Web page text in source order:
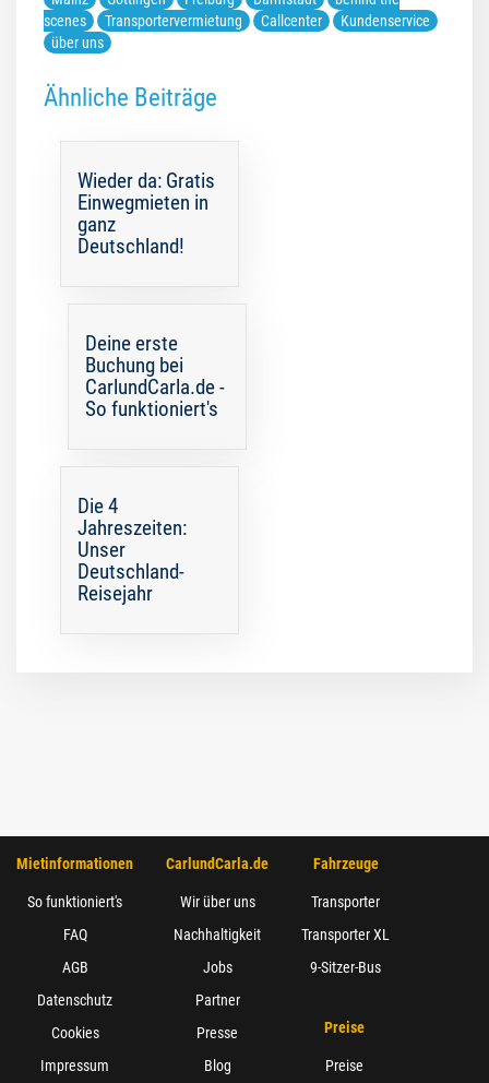
scenes
Transportervermietung Callcenter
Kundenservice
über uns
Ähnliche Beiträge
Wieder da: Gratis
Einwegmieten in
ganz
Deutschland!
Deine erste
Buchung bei
CarlundCarla.de -
So funktioniert's
Die 4
Jahreszeiten:
Unser
Deutschland-
Reisejahr
Mietinformationen
So funktioniert's
FAQ
AGB
Datenschutz
Cookies
Impressum
CarlundCarla.de
Wir über uns
Nachhaltigkeit
Jobs
Partner
Presse
Blog
Fahrzeuge
Transporter
Transporter XL
9-Sitzer-Bus
Preise
Preise